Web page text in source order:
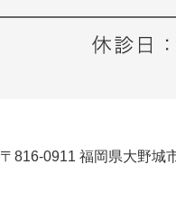
〒816-0911 福岡県大野城